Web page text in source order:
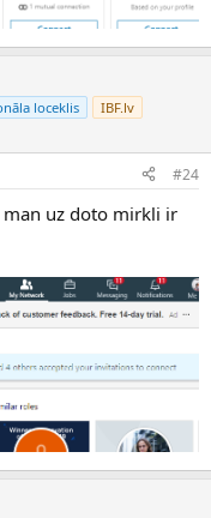
loceklis IBF.lv
#24
man uz doto mirkli ir